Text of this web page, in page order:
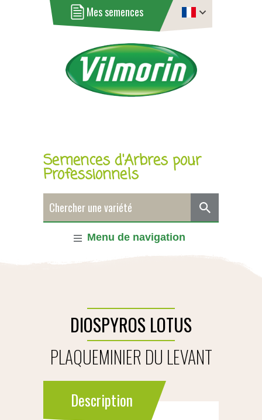
Mes semences
Semences d'Arbres pour
Professionnels
Menu de navigation
DIOSPYROS LOTUS
PLAQUEMINIER DU LEVANT
Description